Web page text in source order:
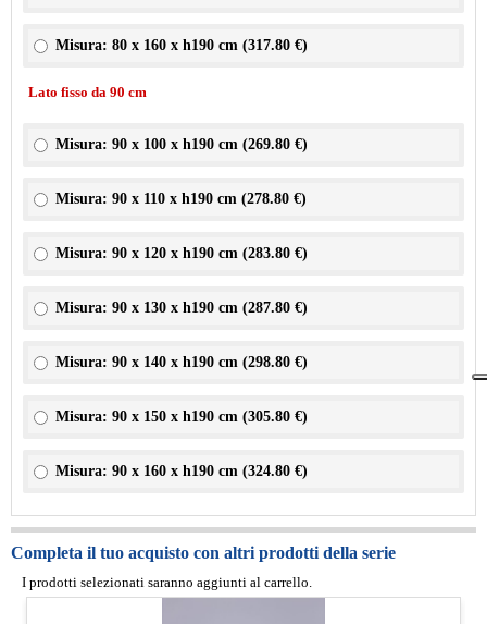
Misura: 80 x 160 x h190 cm (317.80 €)
Lato fisso da 90 cm
Misura: 90 x 100 x h190 cm (269.80 €)
Misura: 90 x 110 x h190 cm (278.80 €)
Misura: 90 x 120 x h190 cm (283.80 €)
Misura: 90 x 130 x h190 cm (287.80 €)
Misura: 90 x 140 x h190 cm (298.80 €)
Misura: 90 x 150 x h190 cm (305.80 €)
Misura: 90 x 160 x h190 cm (324.80 €)
Completa il tuo acquisto con altri prodotti della serie
I prodotti selezionati saranno aggiunti al carrello.